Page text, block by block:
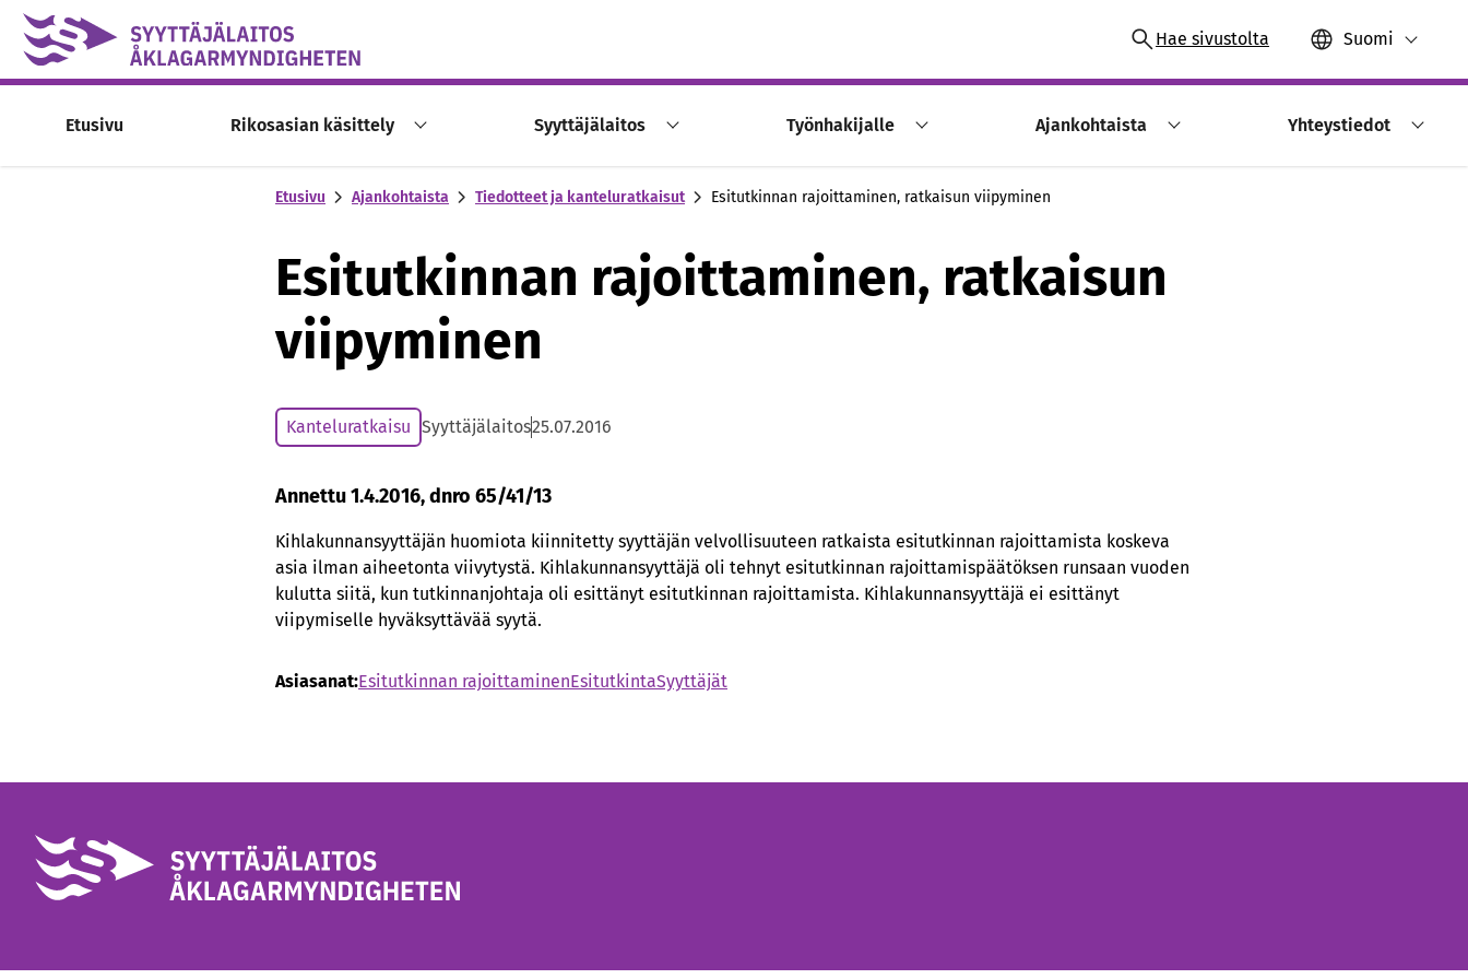
Skip to content -saavutettavuusohje
Hae sivustolta Suomi
Etusivu Rikosasian käsittely Syyttäjälaitos Työnhakijalle Ajankohtaista Yhteystiedot
Etusivu Ajankohtaista Tiedotteet ja kanteluratkaisut Esitutkinnan rajoittaminen, ratkaisun viipyminen
Esitutkinnan rajoittaminen, ratkaisun
viipyminen
Kanteluratkaisu Syyttäjälaitos25.07.2016
Annettu 1.4.2016, dnro 65/41/13
Kihlakunnansyyttäjän huomiota kiinnitetty syyttäjän velvollisuuteen ratkaista esitutkinnan rajoittamista koskeva
asia ilman aiheetonta viivytystä. Kihlakunnansyyttäjä oli tehnyt esitutkinnan rajoittamispäätöksen runsaan vuoden
kulutta siitä, kun tutkinnanjohtaja oli esittänyt esitutkinnan rajoittamista. Kihlakunnansyyttäjä ei esittänyt
viipymiselle hyväksyttävää syytä.
Asiasanat:Esitutkinnan rajoittaminenEsitutkintaSyyttäjät